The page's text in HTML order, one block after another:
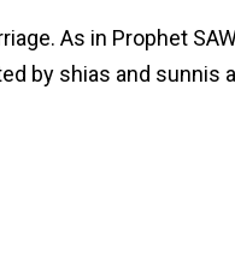
As in Prophet
by shias and sunnis